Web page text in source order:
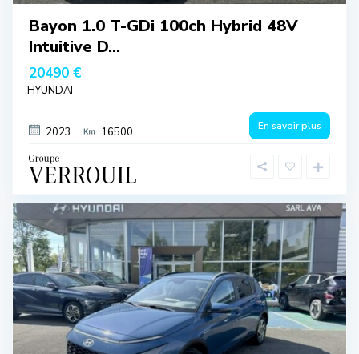
Bayon 1.0 T-GDi 100ch Hybrid 48V
Intuitive D...
20490 €
HYUNDAI
2023 16500 En savoir plus